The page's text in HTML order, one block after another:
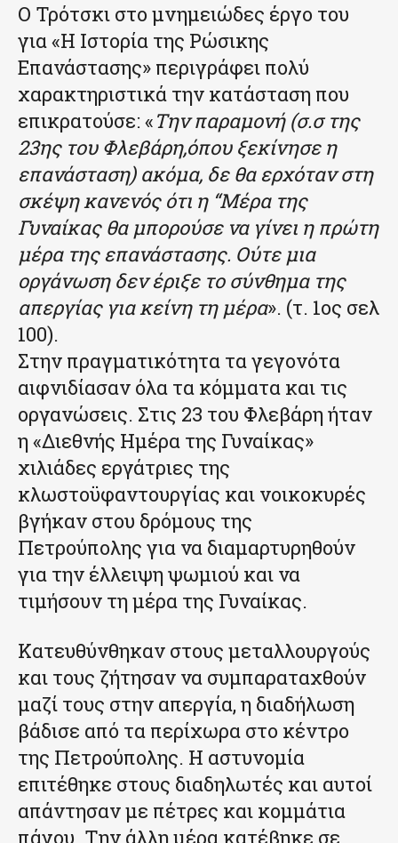
Ο Τρότσκι στο μνημειώδες έργο του
για «Η Ιστορία της Ρώσικης
Επανάστασης» περιγράφει πολύ
χαρακτηριστικά την κατάσταση που
επικρατούσε: «Την παραμονή (σ.σ της
23ης του Φλεβάρη,όπου ξεκίνησε η
επανάσταση) ακόμα, δε θα ερχόταν στη
σκέψη κανενός ότι η “Μέρα της
Γυναίκας θα μπορούσε να γίνει η πρώτη
μέρα της επανάστασης. Ούτε μια
οργάνωση δεν έριξε το σύνθημα της
απεργίας για κείνη τη μέρα». (τ. 1ος σελ
100).
Στην πραγματικότητα τα γεγονότα
αιφνιδίασαν όλα τα κόμματα και τις
οργανώσεις. Στις 23 του Φλεβάρη ήταν
η «Διεθνής Ημέρα της Γυναίκας»
χιλιάδες εργάτριες της
κλωστοϋφαντουργίας και νοικοκυρές
βγήκαν στου δρόμους της
Πετρούπολης για να διαμαρτυρηθούν
για την έλλειψη ψωμιού και να
τιμήσουν τη μέρα της Γυναίκας.
Κατευθύνθηκαν στους μεταλλουργούς
και τους ζήτησαν να συμπαραταχθούν
μαζί τους στην απεργία, η διαδήλωση
βάδισε από τα περίχωρα στο κέντρο
της Πετρούπολης. Η αστυνομία
επιτέθηκε στους διαδηλωτές και αυτοί
απάντησαν με πέτρες και κομμάτια
πάγου. Την άλλη μέρα κατέβηκε σε